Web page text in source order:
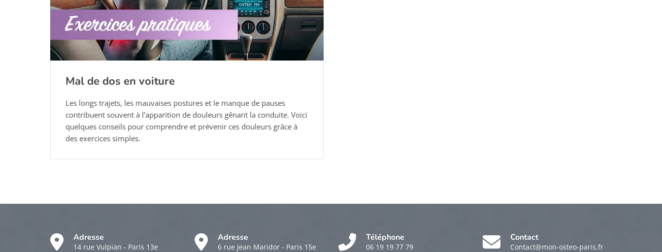
Mal de dos en voiture
Les longs trajets, les mauvaises postures et le manque de pauses
contribuent souvent à l’apparition de douleurs gênant la conduite. Voici
quelques conseils pour comprendre et prévenir ces douleurs grâce à
des exercices simples.
Adresse
14 rue Vulpian - Paris 13e
Adresse
6 rue Jean Maridor - Paris 15e
Téléphone
06 19 19 77 79
Contact
Contact@mon-osteo-paris.fr